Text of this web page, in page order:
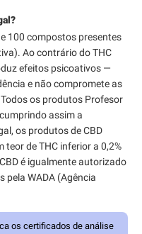
100 compostos presentes
Ao contrário do THC
efeitos psicoativos —
e não compromete as
os produtos Profesor
assim a
os produtos de CBD
de THC inferior a 0,2%
é igualmente autorizado
pela WADA (Agência
os certificados de análise